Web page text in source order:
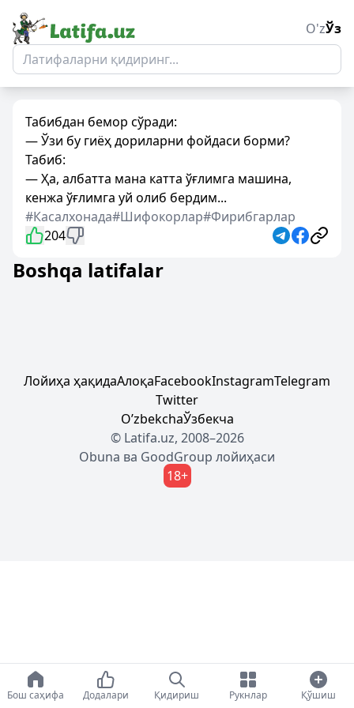
O'zЎз
Табибдан бемор сўради:
— Ўзи бу гиёҳ дориларни фойдаси борми?
Табиб:
— Ҳа, албатта мана катта ўғлимга машина,
кенжа ўғлимга уй олиб бердим...
#Касалхонада#Шифокорлар#Фирибгарлар
204
Boshqa latifalar
Лойиҳа ҳақидаАлоқаFacebookInstagramTelegram
Twitter
OʼzbekchaЎзбекча
© Latifa.uz, 2008–2026
Obuna ва GoodGroup лойиҳаси
18+
Бош саҳифа Додалари Қидириш Рукнлар Қўшиш